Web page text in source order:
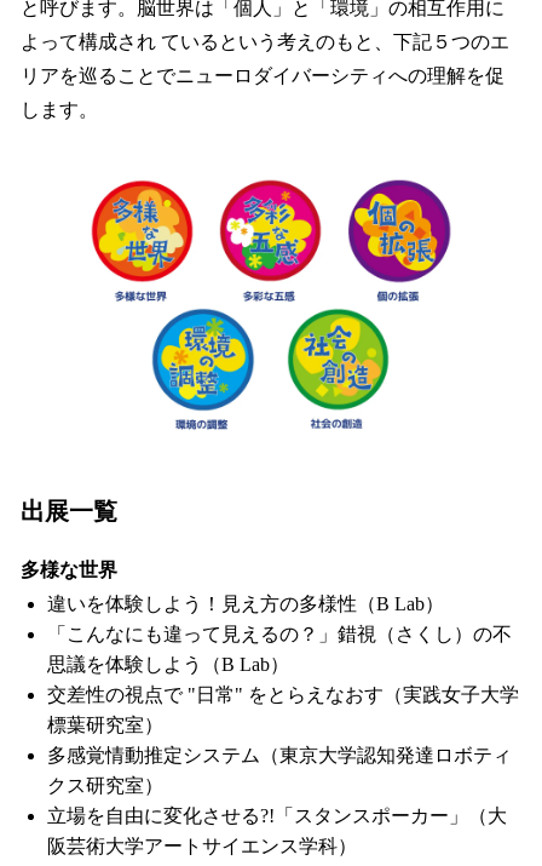
と呼びます。脳世界は「個人」と「環境」の相互作用に
よって構成され ているという考えのもと、下記５つのエ
リアを巡ることでニューロダイバーシティへの理解を促
します。
出展一覧
多様な世界
違いを体験しよう！見え方の多様性（B Lab）
「こんなにも違って見えるの？」錯視（さくし）の不
思議を体験しよう（B Lab）
交差性の視点で "日常" をとらえなおす（実践女子大学
標葉研究室）
多感覚情動推定システム（東京大学認知発達ロボティ
クス研究室）
立場を自由に変化させる?!「スタンスポーカー」（大
阪芸術大学アートサイエンス学科）